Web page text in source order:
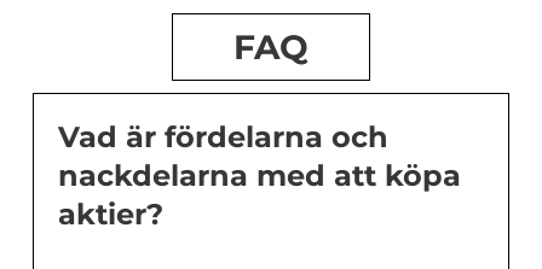
FAQ
Vad är fördelarna och
nackdelarna med att köpa
aktier?